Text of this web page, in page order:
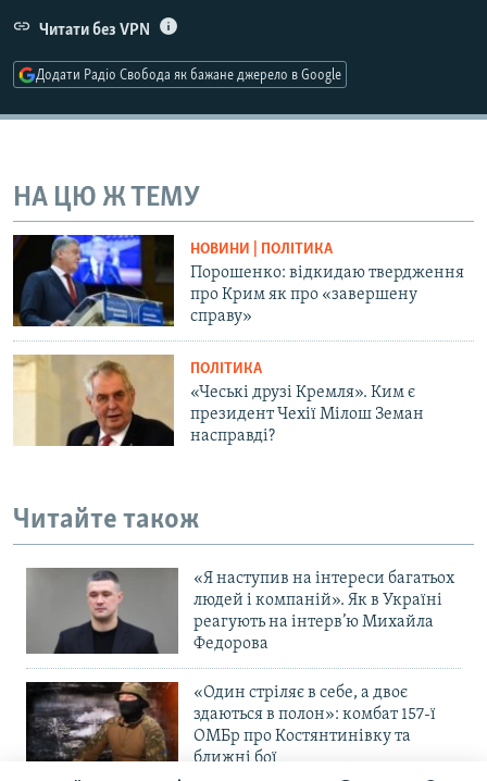
Читати без VPN
Додати Радіо Свобода як бажане джерело в Google
НА ЦЮ Ж ТЕМУ
НОВИНИ | ПОЛІТИКА
Порошенко: відкидаю твердження
про Крим як про «завершену
справу»
ПОЛІТИКА
«Чеські друзі Кремля». Ким є
президент Чехії Мілош Земан
насправді?
Читайте також
«Я наступив на інтереси багатьох
людей і компаній». Як в Україні
реагують на інтерв’ю Михайла
Федорова
«Один стріляє в себе, а двоє
здаються в полон»: комбат 157-ї
ОМБр про Костянтинівку та
ближні бої